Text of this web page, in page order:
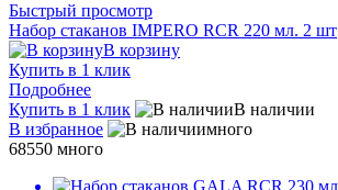
Быстрый просмотр
Набор стаканов IMPERO RCR 220 мл. 2 шт
В корзину
Купить в 1 клик
Подробнее
Купить в 1 клик
В наличии
В избранное
много
68550 много